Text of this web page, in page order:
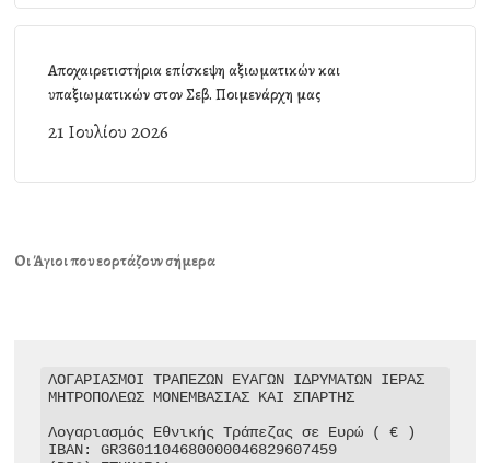
Αποχαιρετιστήρια επίσκεψη αξιωματικών και
υπαξιωματικών στον Σεβ. Ποιμενάρχη μας
21 Ιουλίου 2026
Οι Άγιοι που εορτάζουν σήμερα
ΛΟΓΑΡΙΑΣΜΟΙ ΤΡΑΠΕΖΩΝ ΕΥΑΓΩΝ ΙΔΡΥΜΑΤΩΝ ΙΕΡΑΣ
ΜΗΤΡΟΠΟΛΕΩΣ ΜΟΝΕΜΒΑΣΙΑΣ ΚΑΙ ΣΠΑΡΤΗΣ
Λογαριασμός Εθνικής Τράπεζας σε Ευρώ ( € )
IBAN: GR3601104680000046829607459